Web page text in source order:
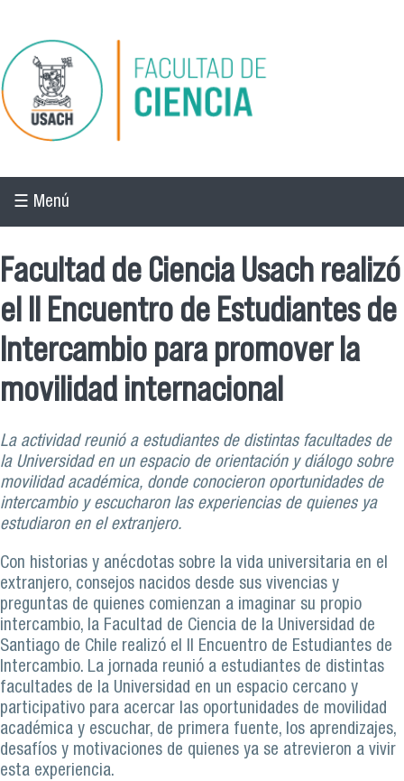
Pasar al contenido principal
☰ Menú
Facultad de Ciencia Usach realizó
el II Encuentro de Estudiantes de
Intercambio para promover la
movilidad internacional
La actividad reunió a estudiantes de distintas facultades de
la Universidad en un espacio de orientación y diálogo sobre
movilidad académica, donde conocieron oportunidades de
intercambio y escucharon las experiencias de quienes ya
estudiaron en el extranjero.
Con historias y anécdotas sobre la vida universitaria en el
extranjero, consejos nacidos desde sus vivencias y
preguntas de quienes comienzan a imaginar su propio
intercambio, la Facultad de Ciencia de la Universidad de
Santiago de Chile realizó el II Encuentro de Estudiantes de
Intercambio. La jornada reunió a estudiantes de distintas
facultades de la Universidad en un espacio cercano y
participativo para acercar las oportunidades de movilidad
académica y escuchar, de primera fuente, los aprendizajes,
desafíos y motivaciones de quienes ya se atrevieron a vivir
esta experiencia.